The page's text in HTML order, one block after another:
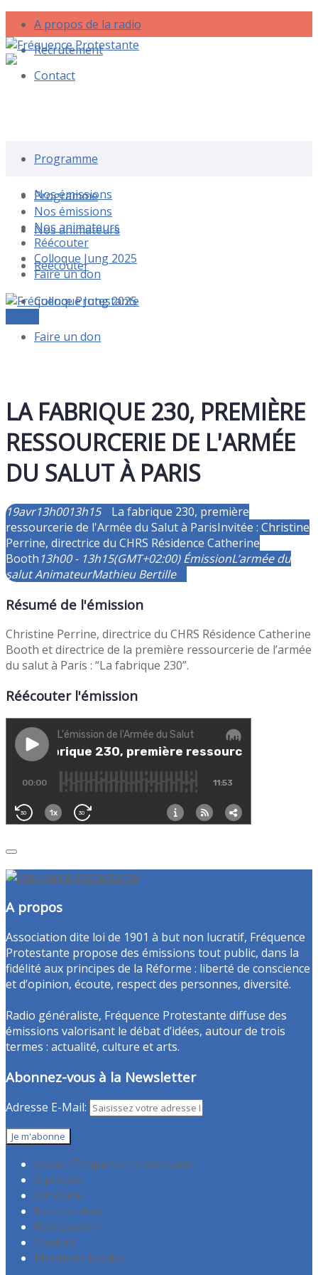
A propos de la radio
Recrutement
Contact
Programme
Nos émissions
Nos animateurs
Réécouter
Colloque Jung 2025
Faire un don
Programme
Nos émissions
Nos animateurs
Réécouter
Colloque Jung 2025
Faire un don
LA FABRIQUE 230, PREMIÈRE
RESSOURCERIE DE L'ARMÉE
DU SALUT À PARIS
19avr13h0013h15
La fabrique 230, première
ressourcerie de l'Armée du Salut à ParisInvitée : Christine
Perrine, directrice du CHRS Résidence Catherine
Booth 13h00 - 13h15(GMT+02:00) ÉmissionL’armée du
salutAnimateurMathieu Bertille
Résumé de l'émission
Christine Perrine, directrice du CHRS Résidence Catherine
Booth et directrice de la première ressourcerie de l’armée
du salut à Paris : “La fabrique 230”.
Réécouter l'émission
A propos
Association dite loi de 1901 à but non lucratif, Fréquence
Protestante propose des émissions tout public, dans la
fidélité aux principes de la Réforme : liberté de conscience
et d’opinion, écoute, respect des personnes, diversité.
Radio généraliste, Fréquence Protestante diffuse des
émissions valorisant le débat d’idées, autour de trois
termes : actualité, culture et arts.
Abonnez-vous à la Newsletter
Adresse E-Mail:
Accueil Fréquence protestante
A propos
Adhésion
Faire un don
Recrutement
Contact
Mentions légales